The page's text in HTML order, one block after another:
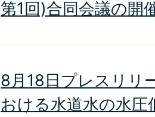
第1回)合同会議の開
8月18日プレスリリ
おける水道水の水圧